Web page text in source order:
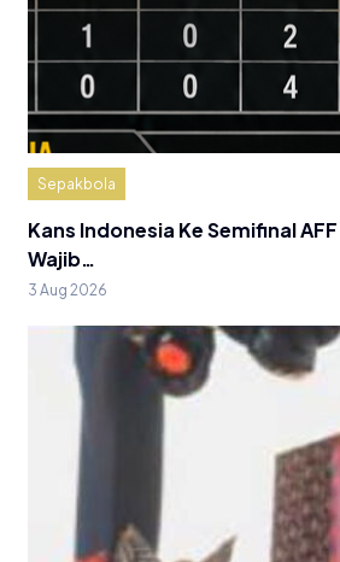
Sepakbola
Kans Indonesia Ke Semifinal
Wajib…
3 Aug 2026